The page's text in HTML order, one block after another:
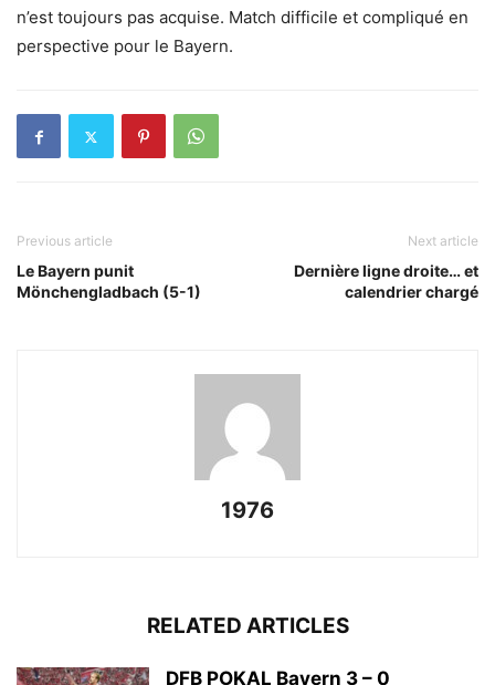
n’est toujours pas acquise. Match difficile et compliqué en
perspective pour le Bayern.
Previous article
Le Bayern punit
Mönchengladbach (5-1)
Next article
Dernière ligne droite… et
calendrier chargé
1976
RELATED ARTICLES
DFB POKAL Bayern 3 – 0